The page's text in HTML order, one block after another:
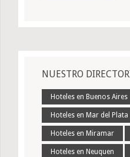
NUESTRO
Hoteles en Buenos Aires
Hoteles en Mar del Plata
Hoteles en Miramar
Hoteles en Neuquen